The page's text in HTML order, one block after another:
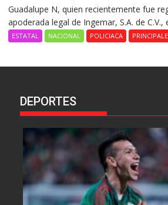
Guadalupe N, quien recientemente fue
apoderada legal de Ingemar, S.A. de C.V.,
ESTATAL NACIONAL POLICIACA
DEPORTES